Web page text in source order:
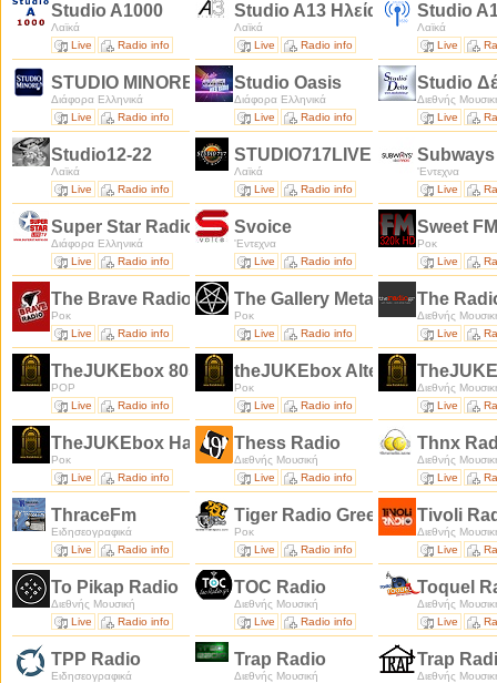
Studio A1000
Λαϊκά
Live
Radio info
Studio A13 Ηλείας
Λαϊκά
Live
Radio info
Studio
Λαϊκά
Live
STUDIO MINORE
Διάφορα Ελληνικά
Live
Radio info
Studio Oasis
Διάφορα Ελληνικά
Live
Radio info
Studio
Διεθνής
Live
Studio12-22
Λαϊκά
Live
Radio info
STUDIO717LIVE
Λαϊκά
Live
Radio info
'Εντεχνα
Live
Super Star Radio
Διάφορα Ελληνικά
Live
Radio info
Svoice
'Εντεχνα
Live
Radio info
Sweet
Ροκ
Live
The Brave Radio
Ροκ
Live
Radio info
The Gallery Metal Web Radio
Ροκ
Live
Radio info
The
Διεθνής
Live
TheJUKEbox 80s
POP
Live
Radio info
theJUKEbox Alternative Rock
Ροκ
Live
Radio info
Διεθνής
Live
TheJUKEbox Hard Rock
Ροκ
Live
Radio info
Thess Radio
Διεθνής Μουσική
Live
Radio info
Thnx
Διεθνής
Live
ThraceFm
Ειδησεογραφικά
Live
Radio info
Tiger Radio Greece
Ροκ
Live
Radio info
Tivoli
Διεθνής
Live
To Pikap Radio
Διεθνής Μουσική
Live
Radio info
TOC Radio
Διεθνής Μουσική
Live
Radio info
Toquel
Διεθνής
Live
TPP Radio
Ειδησεογραφικά
Trap Radio
Διεθνής Μουσική
Trap
Διεθνής